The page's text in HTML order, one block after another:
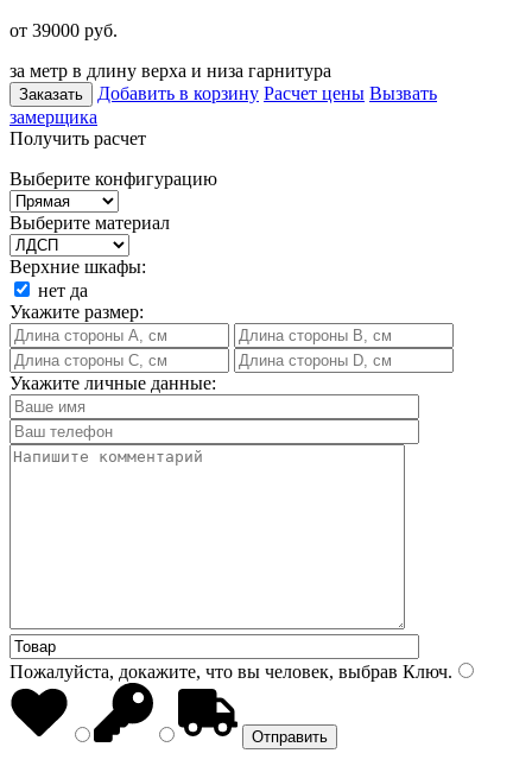
от 39000 руб.
за метр в длину верха и низа гарнитура
Заказать Добавить в корзину Расчет цены Вызвать
замерщика
Получить расчет
Выберите конфигурацию
Выберите материал
Верхние шкафы:
нет да
Укажите размер:
Укажите личные данные:
Пожалуйста, докажите, что вы человек, выбрав Ключ.